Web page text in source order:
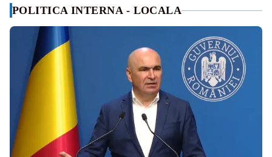
POLITICA INTERNA - LOCALA